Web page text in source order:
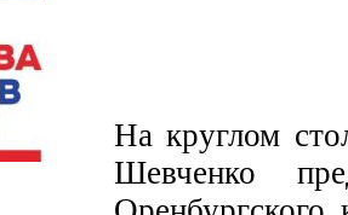
На круглом
Шевченко